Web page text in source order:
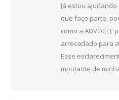
Já estou
que faço parte,
como a
arrecadado para
Esse
montante de